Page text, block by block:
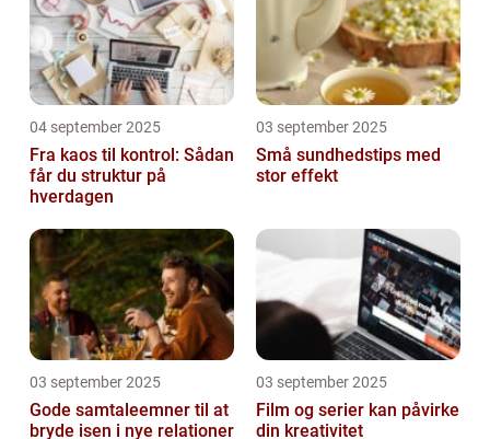
04 september 2025
Fra kaos til kontrol: Sådan
får du struktur på
hverdagen
03 september 2025
Små sundhedstips med
stor effekt
03 september 2025
Gode samtaleemner til at
bryde isen i nye relationer
03 september 2025
Film og serier kan påvirke
din kreativitet